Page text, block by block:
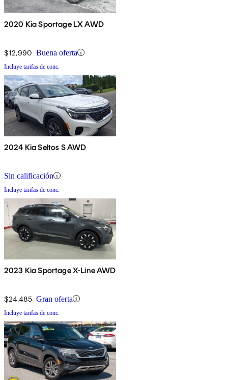
2020 Kia Sportage LX AWD
$12,990 Buena oferta
Incluye tarifas de conc.
2024 Kia Seltos S AWD
Sin calificación
Incluye tarifas de conc.
2023 Kia Sportage X-Line AWD
$24,485 Gran oferta
Incluye tarifas de conc.